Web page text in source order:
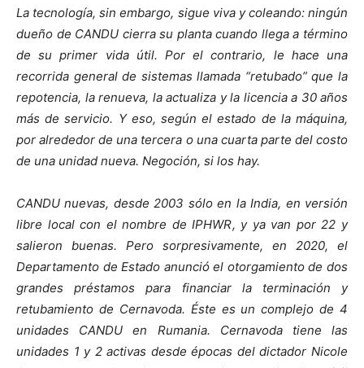
La tecnología, sin embargo, sigue viva y coleando: ningún
dueño de CANDU cierra su planta cuando llega a término
de su primer vida útil. Por el contrario, le hace una
recorrida general de sistemas llamada “retubado” que la
repotencia, la renueva, la actualiza y la licencia a 30 años
más de servicio. Y eso, según el estado de la máquina,
por alrededor de una tercera o una cuarta parte del costo
de una unidad nueva. Negoción, si los hay.
CANDU nuevas, desde 2003 sólo en la India, en versión
libre local con el nombre de IPHWR, y ya van por 22 y
salieron buenas. Pero sorpresivamente, en 2020, el
Departamento de Estado anunció el otorgamiento de dos
grandes préstamos para financiar la terminación y
retubamiento de Cernavoda. Éste es un complejo de 4
unidades CANDU en Rumania. Cernavoda tiene las
unidades 1 y 2 activas desde épocas del dictador Nicole